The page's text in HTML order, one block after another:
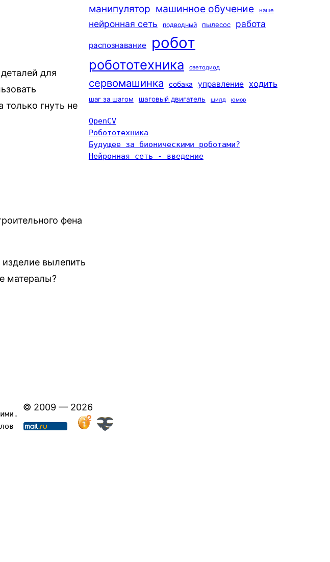
для
гнуть не
фена
вылепить
матералы?
манипулятор машинное обучение наше
нейронная сеть подводный пылесос работа
распознавание робот
робототехника светодиод
сервомашинка собака управление ходить
шаг за шагом шаговый двигатель шилд юмор
OpenCV
Робототехника
Будущее за бионическими роботами?
Нейронная сеть - введение
© 2009 — 2026